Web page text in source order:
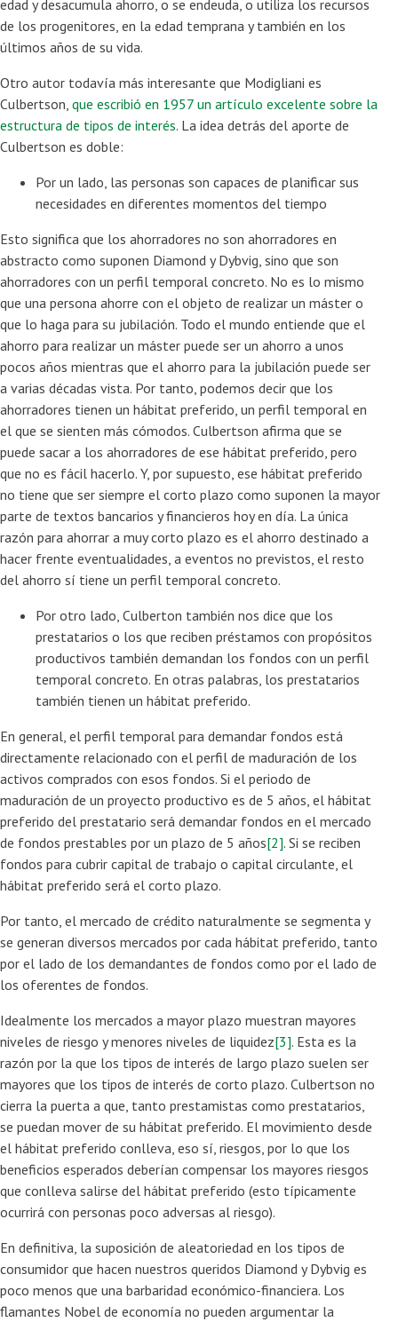
edad y desacumula ahorro, o se endeuda, o utiliza los recursos
de los progenitores, en la edad temprana y también en los
últimos años de su vida.
Otro autor todavía más interesante que Modigliani es
Culbertson, que escribió en 1957 un artículo excelente sobre la
estructura de tipos de interés. La idea detrás del aporte de
Culbertson es doble:
Por un lado, las personas son capaces de planificar sus
necesidades en diferentes momentos del tiempo
Esto significa que los ahorradores no son ahorradores en
abstracto como suponen Diamond y Dybvig, sino que son
ahorradores con un perfil temporal concreto. No es lo mismo
que una persona ahorre con el objeto de realizar un máster o
que lo haga para su jubilación. Todo el mundo entiende que el
ahorro para realizar un máster puede ser un ahorro a unos
pocos años mientras que el ahorro para la jubilación puede ser
a varias décadas vista. Por tanto, podemos decir que los
ahorradores tienen un hábitat preferido, un perfil temporal en
el que se sienten más cómodos. Culbertson afirma que se
puede sacar a los ahorradores de ese hábitat preferido, pero
que no es fácil hacerlo. Y, por supuesto, ese hábitat preferido
no tiene que ser siempre el corto plazo como suponen la mayor
parte de textos bancarios y financieros hoy en día. La única
razón para ahorrar a muy corto plazo es el ahorro destinado a
hacer frente eventualidades, a eventos no previstos, el resto
del ahorro sí tiene un perfil temporal concreto.
Por otro lado, Culberton también nos dice que los
prestatarios o los que reciben préstamos con propósitos
productivos también demandan los fondos con un perfil
temporal concreto. En otras palabras, los prestatarios
también tienen un hábitat preferido.
En general, el perfil temporal para demandar fondos está
directamente relacionado con el perfil de maduración de los
activos comprados con esos fondos. Si el periodo de
maduración de un proyecto productivo es de 5 años, el hábitat
preferido del prestatario será demandar fondos en el mercado
de fondos prestables por un plazo de 5 años[2]. Si se reciben
fondos para cubrir capital de trabajo o capital circulante, el
hábitat preferido será el corto plazo.
Por tanto, el mercado de crédito naturalmente se segmenta y
se generan diversos mercados por cada hábitat preferido, tanto
por el lado de los demandantes de fondos como por el lado de
los oferentes de fondos.
Idealmente los mercados a mayor plazo muestran mayores
niveles de riesgo y menores niveles de liquidez[3]. Esta es la
razón por la que los tipos de interés de largo plazo suelen ser
mayores que los tipos de interés de corto plazo. Culbertson no
cierra la puerta a que, tanto prestamistas como prestatarios,
se puedan mover de su hábitat preferido. El movimiento desde
el hábitat preferido conlleva, eso sí, riesgos, por lo que los
beneficios esperados deberían compensar los mayores riesgos
que conlleva salirse del hábitat preferido (esto típicamente
ocurrirá con personas poco adversas al riesgo).
En definitiva, la suposición de aleatoriedad en los tipos de
consumidor que hacen nuestros queridos Diamond y Dybvig es
poco menos que una barbaridad económico-financiera. Los
flamantes Nobel de economía no pueden argumentar la